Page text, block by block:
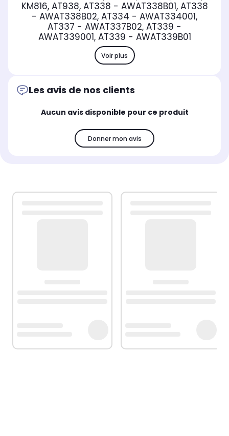
KM816, AT938, AT338 - AWAT338B01, AT338
- AWAT338B02, AT334 - AWAT334001,
AT337 - AWAT337B02, AT339 -
AWAT339001, AT339 - AWAT339B01
Voir plus
Les avis de nos clients
Aucun avis disponible pour ce produit
Donner mon avis